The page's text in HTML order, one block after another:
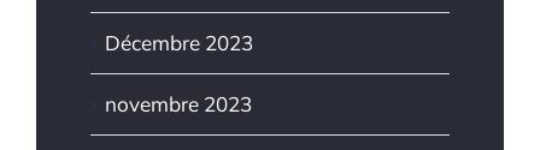
Décembre 2023
novembre 2023